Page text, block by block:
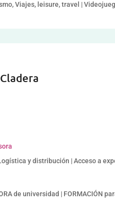
Viajes, leisure, travel |
y distribución | Acceso a
de universidad | FORMACIÓN